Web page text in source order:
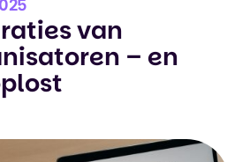
van
– en